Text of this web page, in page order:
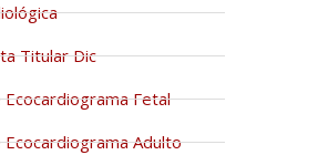
Titular Dic
Fetal
Adulto